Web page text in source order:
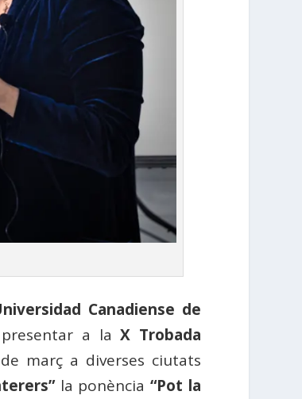
Canadiense de
presentar a laX Trobada
març a diverses ciutats
la ponència“Pot la